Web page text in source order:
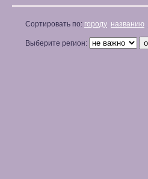
Сортировать по: городу названию
Выберите регион: